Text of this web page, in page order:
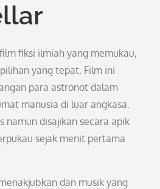
fiksi ilmiah yang memukau,
yang tepat. Film ini
para astronot dalam
manusia di luar angkasa.
namun disajikan secara apik
sejak menit pertama
dan musik yang